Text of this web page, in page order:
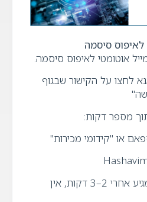
אוטומטי לאיפוס סיסמה.
לחצו על הקישור שבגוף
מספר דקות:
או "קידומי מכירות"
לפעמים המייל מגיע אחרי 2–3 דקות, אין